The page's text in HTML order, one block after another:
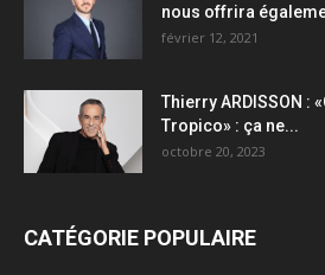
nous offrira
février 12, 2021
Thierry ARDISSON :
Tropico» : ça ne...
octobre 20, 2023
CATÉGORIE POPULAIRE